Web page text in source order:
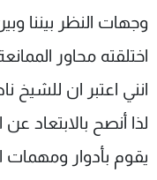
وجهات النظر بيننا
اختلقته محاور
انني اعتبر ان للشيخ
لذا أنصح بالابتعاد
يقوم بأدوار ومهمات